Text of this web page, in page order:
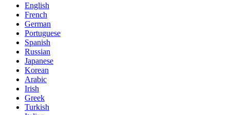
English
French
German
Portuguese
Spanish
Russian
Japanese
Korean
Arabic
Irish
Greek
Turkish